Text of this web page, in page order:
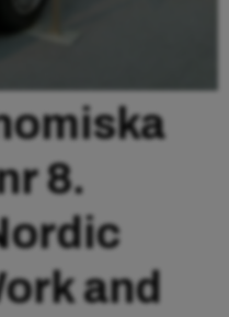
8.
and